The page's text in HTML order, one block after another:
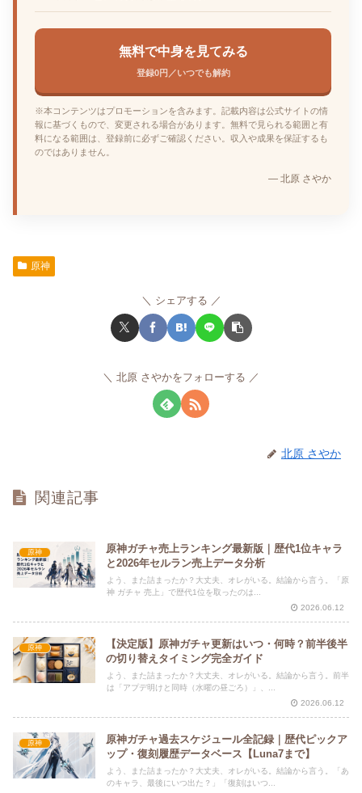
無料で中身を見てみる
登録0円／いつでも解約
※本コンテンツはプロモーションを含みます。記載内容は公式サイトの情
報に基づくもので、変更される場合があります。無料で見られる範囲と有
料になる範囲は、登録前に必ずご確認ください。収入や成果を保証するも
のではありません。
— 北原 さやか
原神
シェアする
北原 さやかをフォローする
北原 さやか
関連記事
原神
原神ガチャ売上ランキング最新版｜歴代1位キャラ
と2026年セルラン売上データ分析
よう、また詰まったか？大丈夫、オレがいる。結論から言う。「原
神 ガチャ 売上」で歴代1位を取ったのは...
2026.06.12
原神
【決定版】原神ガチャ更新はいつ・何時？前半後半
の切り替えタイミング完全ガイド
よう、また詰まったか？大丈夫、オレがいる。結論から言う。前半
は「アプデ明けと同時（水曜の昼ごろ）」、...
2026.06.12
原神
原神ガチャ過去スケジュール全記録｜歴代ピックア
ップ・復刻履歴データベース【Luna7まで】
よう、また詰まったか？大丈夫、オレがいる。結論から言う。「あ
のキャラ、最後にいつ出た？」「復刻はいつ...